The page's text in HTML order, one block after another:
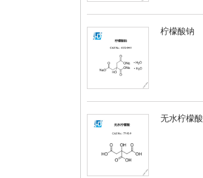
柠檬酸钠
无水柠檬酸